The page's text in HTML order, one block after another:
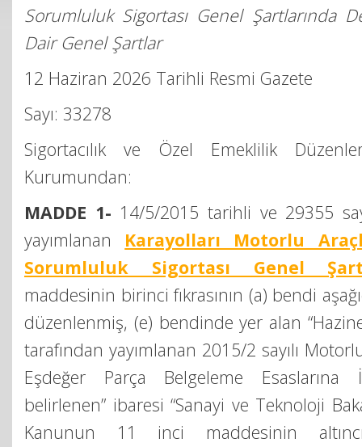
Sorumluluk Sigortası Genel Şartlarında
Dair Genel Şartlar
12 Haziran 2026 Tarihli Resmi Gazete
Sayı: 33278
Sigortacılık ve Özel Emeklilik
Kurumundan:
MADDE 1- 14/5/2015 tarihli ve 29355
yayımlanan Karayolları Motorlu
Sorumluluk Sigortası Genel
maddesinin birinci fıkrasının (a) bendi
düzenlenmiş, (e) bendinde yer alan
tarafından yayımlanan 2015/2 sayılı
Eşdeğer Parça Belgeleme
belirlenen” ibaresi “Sanayi ve Teknoloji
Kanunun 11 inci maddesinin